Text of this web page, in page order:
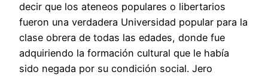
decir que los ateneos populares o libertarios
fueron una verdadera Universidad popular para la
clase obrera de todas las edades, donde fue
adquiriendo la formación cultural que le había
sido negada por su condición social. Jero